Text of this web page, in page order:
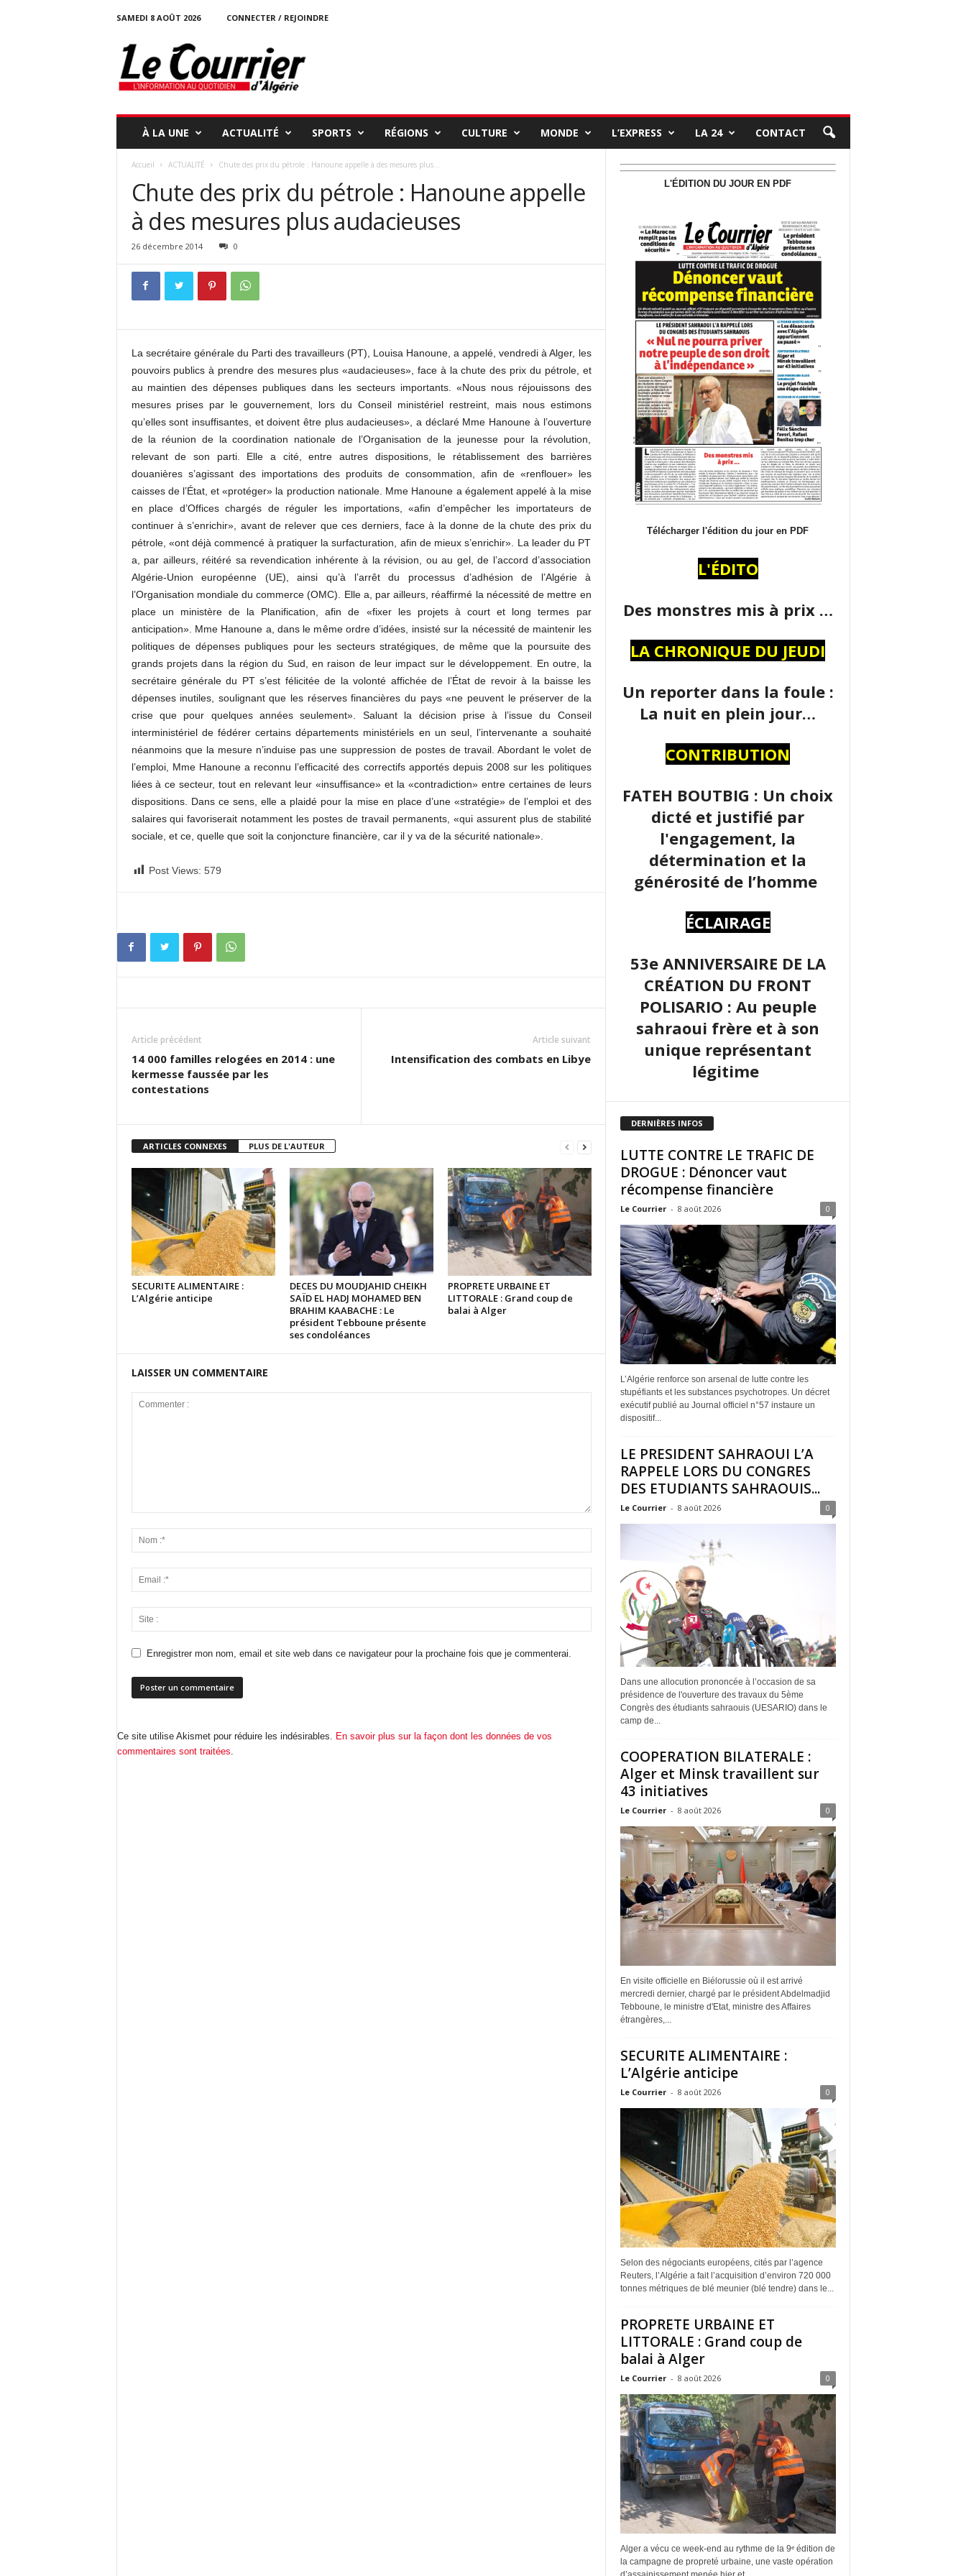
SAMEDI 8 AOÛT 2026
CONNECTER / REJOINDRE
o
u
À LA UNE ACTUALITÉ SPORTS RÉGIONS CULTURE MONDE L’EXPRESS LA 24 CONTACT
Accueil ACTUALITÉ Chute des prix du pétrole : Hanoune appelle à des mesures plus...
Chute des prix du pétrole : Hanoune appelle
à des mesures plus audacieuses
26 décembre 2014 0
La secrétaire générale du Parti des travailleurs (PT), Louisa Hanoune, a appelé, vendredi à Alger, les
pouvoirs publics à prendre des mesures plus «audacieuses», face à la chute des prix du pétrole, et
au maintien des dépenses publiques dans les secteurs importants. «Nous nous réjouissons des
mesures prises par le gouvernement, lors du Conseil ministériel restreint, mais nous estimons
qu’elles sont insuffisantes, et doivent être plus audacieuses», a déclaré Mme Hanoune à l’ouverture
de la réunion de la coordination nationale de l’Organisation de la jeunesse pour la révolution,
relevant de son parti. Elle a cité, entre autres dispositions, le rétablissement des barrières
douanières s’agissant des importations des produits de consommation, afin de «renflouer» les
caisses de l’État, et «protéger» la production nationale. Mme Hanoune a également appelé à la mise
en place d’Offices chargés de réguler les importations, «afin d’empêcher les importateurs de
continuer à s’enrichir», avant de relever que ces derniers, face à la donne de la chute des prix du
pétrole, «ont déjà commencé à pratiquer la surfacturation, afin de mieux s’enrichir». La leader du PT
a, par ailleurs, réitéré sa revendication inhérente à la révision, ou au gel, de l’accord d’association
Algérie-Union européenne (UE), ainsi qu’à l’arrêt du processus d’adhésion de l’Algérie à
l’Organisation mondiale du commerce (OMC). Elle a, par ailleurs, réaffirmé la nécessité de mettre en
place un ministère de la Planification, afin de «fixer les projets à court et long termes par
anticipation». Mme Hanoune a, dans le même ordre d’idées, insisté sur la nécessité de maintenir les
politiques de dépenses publiques pour les secteurs stratégiques, de même que la poursuite des
grands projets dans la région du Sud, en raison de leur impact sur le développement. En outre, la
secrétaire générale du PT s’est félicitée de la volonté affichée de l’État de revoir à la baisse les
dépenses inutiles, soulignant que les réserves financières du pays «ne peuvent le préserver de la
crise que pour quelques années seulement». Saluant la décision prise à l’issue du Conseil
interministériel de fédérer certains départements ministériels en un seul, l’intervenante a souhaité
néanmoins que la mesure n’induise pas une suppression de postes de travail. Abordant le volet de
l’emploi, Mme Hanoune a reconnu l’efficacité des correctifs apportés depuis 2008 sur les politiques
liées à ce secteur, tout en relevant leur «insuffisance» et la «contradiction» entre certaines de leurs
dispositions. Dans ce sens, elle a plaidé pour la mise en place d’une «stratégie» de l’emploi et des
salaires qui favoriserait notamment les postes de travail permanents, «qui assurent plus de stabilité
sociale, et ce, quelle que soit la conjoncture financière, car il y va de la sécurité nationale».
Post Views: 579
Article précédent
14 000 familles relogées en 2014 : une
kermesse faussée par les
contestations
Article suivant
Intensification des combats en Libye
ARTICLES CONNEXES PLUS DE L'AUTEUR
SECURITE ALIMENTAIRE :
L’Algérie anticipe
DECES DU MOUDJAHID CHEIKH
SAÏD EL HADJ MOHAMED BEN
BRAHIM KAABACHE : Le
président Tebboune présente
ses condoléances
PROPRETE URBAINE ET
LITTORALE : Grand coup de
balai à Alger
LAISSER UN COMMENTAIRE
Enregistrer mon nom, email et site web dans ce navigateur pour la prochaine fois que je commenterai.
Ce site utilise Akismet pour réduire les indésirables. En savoir plus sur la façon dont les données de vos
commentaires sont traitées.
L'ÉDITION DU JOUR EN PDF
Télécharger l'édition du jour en PDF
L'ÉDITO
Des monstres mis à prix …
LA CHRONIQUE DU JEUDI
Un reporter dans la foule :
La nuit en plein jour…
CONTRIBUTION
FATEH BOUTBIG : Un choix
dicté et justifié par
l'engagement, la
détermination et la
générosité de l’homme
ÉCLAIRAGE
53e ANNIVERSAIRE DE LA
CRÉATION DU FRONT
POLISARIO : Au peuple
sahraoui frère et à son
unique représentant
légitime
DERNIÈRES INFOS
LUTTE CONTRE LE TRAFIC DE
DROGUE : Dénoncer vaut
récompense financière
Le Courrier - 8 août 2026 0
L’Algérie renforce son arsenal de lutte contre les
stupéfiants et les substances psychotropes. Un décret
exécutif publié au Journal officiel n°57 instaure un
dispositif...
LE PRESIDENT SAHRAOUI L’A
RAPPELE LORS DU CONGRES
DES ETUDIANTS SAHRAOUIS...
Le Courrier - 8 août 2026 0
Dans une allocution prononcée à l’occasion de sa
présidence de l'ouverture des travaux du 5ème
Congrès des étudiants sahraouis (UESARIO) dans le
camp de...
COOPERATION BILATERALE :
Alger et Minsk travaillent sur
43 initiatives
Le Courrier - 8 août 2026 0
En visite officielle en Biélorussie où il est arrivé
mercredi dernier, chargé par le président Abdelmadjid
Tebboune, le ministre d'Etat, ministre des Affaires
étrangères,...
SECURITE ALIMENTAIRE :
L’Algérie anticipe
Le Courrier - 8 août 2026 0
Selon des négociants européens, cités par l’agence
Reuters, l’Algérie a fait l’acquisition d’environ 720 000
tonnes métriques de blé meunier (blé tendre) dans le...
PROPRETE URBAINE ET
LITTORALE : Grand coup de
balai à Alger
Le Courrier - 8 août 2026 0
Alger a vécu ce week-end au rythme de la 9ᵉ édition de
la campagne de propreté urbaine, une vaste opération